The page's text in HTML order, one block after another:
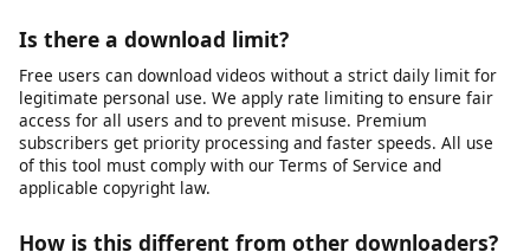
have implemented new restrictions that we are working to
Can I download audio only (MP3)?
Yes, you can extract the audio track from a video as an MP3
file. This is useful for saving audio from videos you have rights
to - such as your own recordings, publicly licensed lectures,
Please ensure you have the right to download and use the